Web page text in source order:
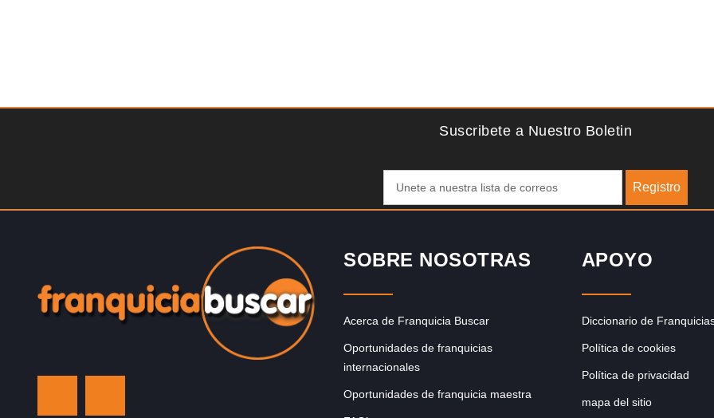
1976, Eye Level ha…
esterlinas, la…
Suscribete a Nuestro Boletin
Registro
SOBRE NOSOTRAS
Acerca de Franquicia Buscar
Oportunidades de franquicias
internacionales
Oportunidades de franquicia maestra
APOYO
Diccionario de
Política de cookies
Política de privacidad
mapa del sitio